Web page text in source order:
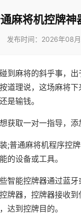
麻将机控牌
发布时间：2026年08
到麻将的斜乎事，
道理说，这场麻将下
是输钱。
获取一对一指导，
;普通麻将机程序控
的设备或工具。
智能控牌器通过蓝
牌器，控牌器接收
达到控牌目的。